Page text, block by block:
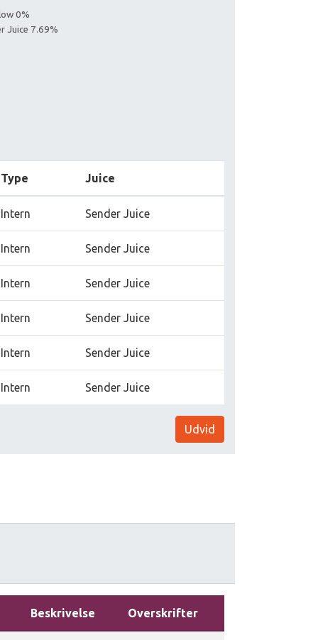
0%
Juice 7.69%
Type Juice
Intern Sender Juice
Intern Sender Juice
Intern Sender Juice
Intern Sender Juice
Intern Sender Juice
Intern Sender Juice
Udvid
Beskrivelse Overskrifter